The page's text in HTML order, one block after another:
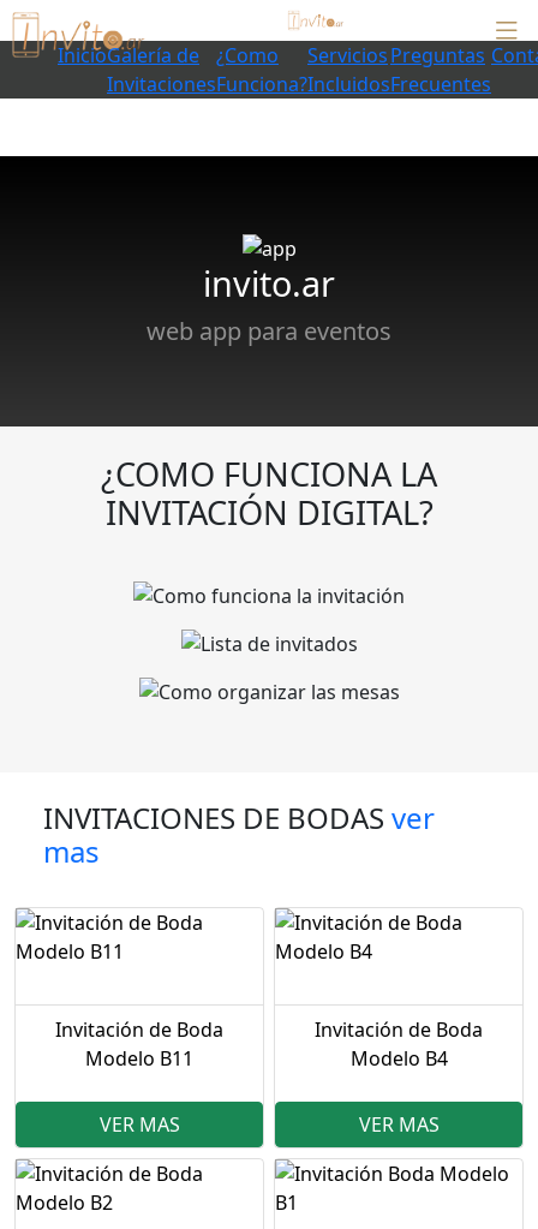
InicioGalería de
Invitaciones
¿Como
Funciona?
Servicios
Incluidos
Preguntas
Frecuentes
invito.ar
web app para eventos
¿COMO FUNCIONA LA
INVITACIÓN DIGITAL?
INVITACIONES DE BODAS ver
mas
Invitación de Boda
Modelo B11
VER MAS
Invitación de Boda
Modelo B4
VER MAS